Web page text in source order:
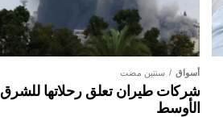
أسواق سنتين مضت
شركات طيران تعلق رحلاتها للشرق
الأوسط